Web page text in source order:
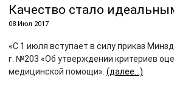
Качество стало
08 Июл 2017
«С 1 июля вступает в силу приказ
г. №203 «Об утверждении критериев
медицинской помощи». (далее…)